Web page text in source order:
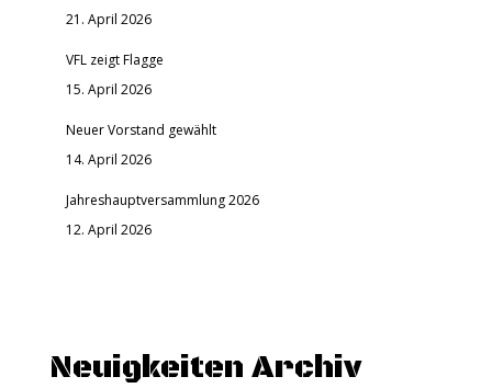
21. April 2026
VFL zeigt Flagge
15. April 2026
Neuer Vorstand gewählt
14. April 2026
Jahreshauptversammlung 2026
12. April 2026
Neuigkeiten Archiv